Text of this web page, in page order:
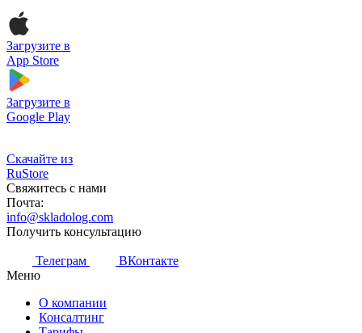
Загрузите в
App Store
Загрузите в
Google Play
Скачайте из
RuStore
Свяжитесь с нами
Почта:
info@skladolog.com
Получить консультацию
Телеграм
ВКонтакте
Меню
О компании
Консалтинг